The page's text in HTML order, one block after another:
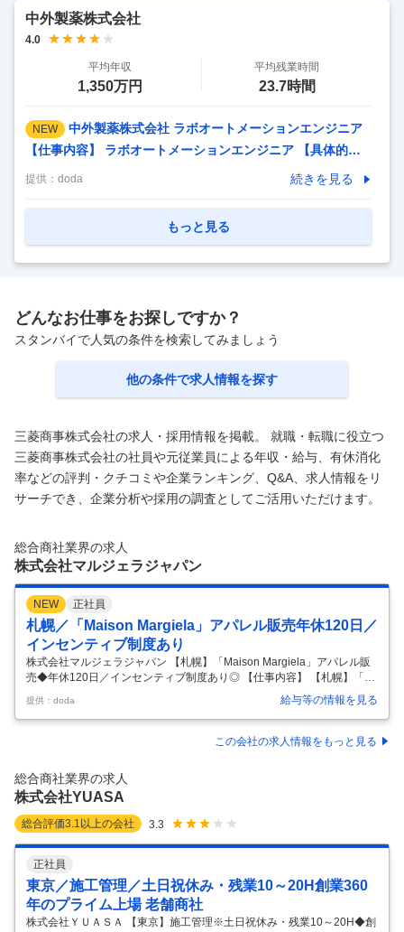
自治体・行政向けの防災トイレとしても活躍する 可搬式
中外製薬株式会社
4.0
平均年収
1,350万円
平均残業時間
23.7時間
NEW
中外製薬株式会社 ラボオートメーションエンジニア
【仕事内容】 ラボオートメーションエンジニア 【具体的な
仕事内容】 ■仕事内容： ・各研究員との連携を通じてサンプ
ーク上を流れるデータ・情報の制御システムの構築 ・自動化
連携構築など、主体性や柔軟な発想、創意工夫が求められる
ポジション ■募集背景： 中外製薬では、独自のモダ
提供： doda 続きを見る
もっと見る
どんなお仕事をお探しですか？
スタンバイで人気の条件を検索してみましょう
他の条件で求人情報を探す
三菱商事株式会社の求人・採用情報を掲載。 就職・転職に役立つ
三菱商事株式会社の社員や元従業員による年収・給与、有休消化
率などの評判・クチコミや企業ランキング、Q&A、求人情報をリ
サーチでき、企業分析や採用の調査としてご活用いただけます。
総合商社業界の求人
株式会社マルジェラジャパン
NEW 正社員
札幌／「Maison Margiela」アパレル販売年休120日／
インセンティブ制度あり
株式会社マルジェラジャパン 【札幌】「Maison Margiela」アパレル販
売◆年休120日／インセンティブ制度あり◎ 【仕事内容】 【札幌】「M
aison Margiela」アパレル販売◆年休120日／インセンティブ制度あり◎
【具体的な仕事内容】 ◆ラグジュアリーブランドMaison Margiela（メ
ゾンマルジェラ）の販売｜年間休日120日｜インセンティブ制度ありJIL
SANDER・DIESELなどの世界的ブランドを展開するOTBデザイナーズ
ラ）」にて販売スタッフを募集いたします。 httpswww.
提供：doda 給与等の情報を見る
この会社の求人情報をもっと見る
総合商社業界の求人
株式会社YUASA
総合評価3.1 以上の会社 3.3
正社員
東京／施工管理／土日祝休み・残業10～20H創業360
年のプライム上場 老舗商社
株式会社ＹＵＡＳＡ 【東京】施工管理※土日祝休み・残業10～20H◆創